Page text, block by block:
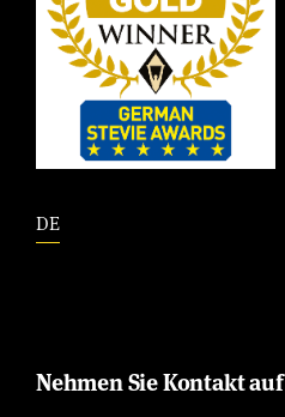
DE
Nehmen Sie Kontakt auf